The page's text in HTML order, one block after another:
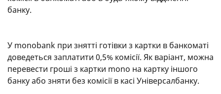
банку.
У monobank при знятті готівки з картки в банкоматі
доведеться заплатити 0,5% комісії. Як варіант, можна
перевести гроші з картки mono на картку іншого
банку або зняти без комісії в касі Універсалбанку.